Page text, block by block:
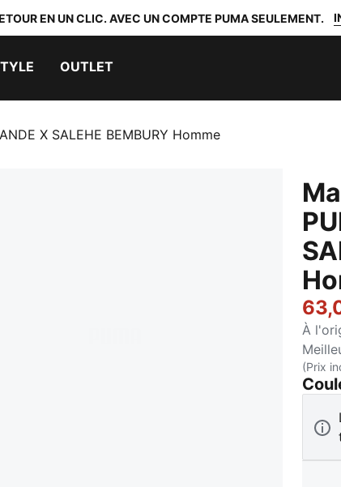
EN UN CLIC. AVEC UN COMPTE PUMA SEULEMENT.
OUTLET
X SALEHE BEMBURY Homme
À
(Prix